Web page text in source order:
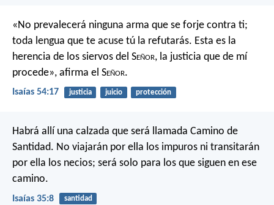
«No prevalecerá ninguna arma que se forje contra ti;
toda lengua que te acuse tú la refutarás. Esta es la
herencia de los siervos del Señor, la justicia que de mí
procede», afirma el Señor.
Isaías 54:17 justicia juicio protección
Habrá allí una calzada que será llamada Camino de
Santidad. No viajarán por ella los impuros ni transitarán
por ella los necios; será solo para los que siguen en ese
camino.
Isaías 35:8 santidad